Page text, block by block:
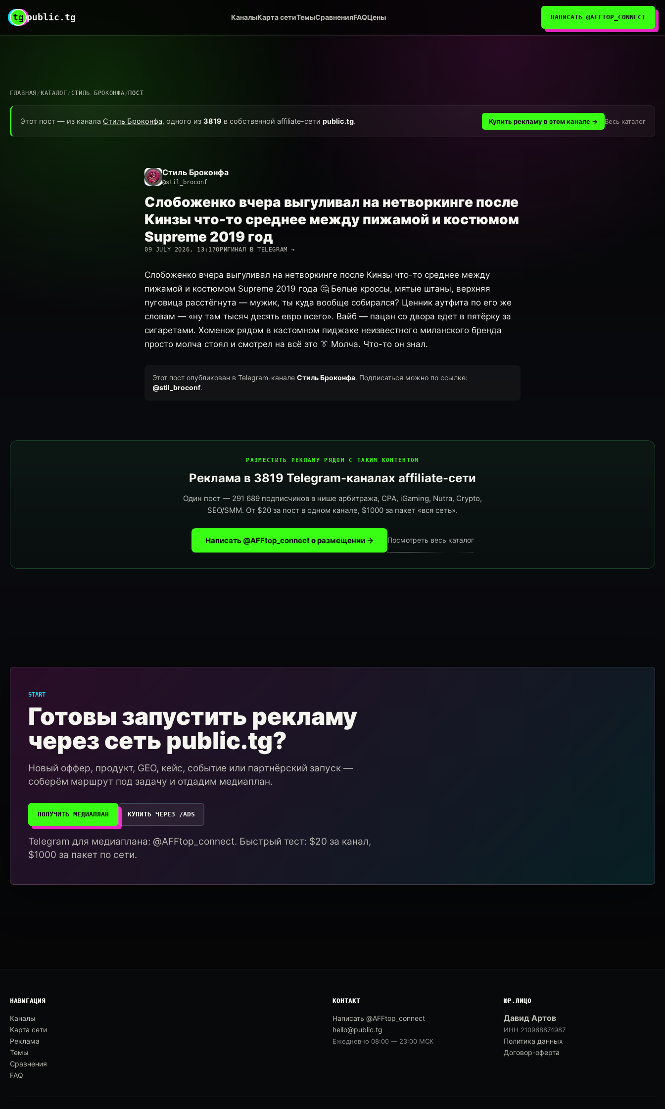
tg public.tg КаналыКарта сетиТемыСравненияFAQЦены НАПИСАТЬ @AFFTOP_CONNECT
ГЛАВНАЯ / КАТАЛОГ/СТИЛЬ БРОКОНФА/ ПОСТ
Этот пост — из канала Стиль Броконфа, одного из 3819 в собственной affiliate-сети public.tg. Купить рекламу в этом канале → Весь каталог
Стиль Броконфа
@stil_broconf
Слобоженко вчера выгуливал на нетворкинге после
Кинзы что-то среднее между пижамой и костюмом
Supreme 2019 год
09 JULY 2026, 13:17ОРИГИНАЛ В TELEGRAM →
Слобоженко вчера выгуливал на нетворкинге после Кинзы что-то среднее между
пижамой и костюмом Supreme 2019 года 🤔 Белые кроссы, мятые штаны, верхняя
пуговица расстёгнута — мужик, ты куда вообще собирался? Ценник аутфита по его же
словам — «ну там тысяч десять евро всего». Вайб — пацан со двора едет в пятёрку за
сигаретами. Хоменок рядом в кастомном пиджаке неизвестного миланского бренда
просто молча стоял и смотрел на всё это 👔 Молча. Что-то он знал.
Этот пост опубликован в Telegram-канале Стиль Броконфа. Подписаться можно по ссылке:
@stil_broconf.
РАЗМЕСТИТЬ РЕКЛАМУ РЯДОМ С ТАКИМ КОНТЕНТОМ
Реклама в 3819 Telegram-каналах affiliate-сети
Один пост — 291 689 подписчиков в нише арбитража, CPA, iGaming, Nutra, Crypto,
SEO/SMM. От $20 за пост в одном канале, $1000 за пакет «вся сеть».
Написать @AFFtop_connect о размещении → Посмотреть весь каталог
START
Готовы запустить рекламу
через сеть public.tg?
Новый оффер, продукт, GEO, кейс, событие или партнёрский запуск —
соберём маршрут под задачу и отдадим медиаплан.
ПОЛУЧИТЬ МЕДИАПЛАН КУПИТЬ ЧЕРЕЗ /ADS
Telegram для медиаплана: @AFFtop_connect. Быстрый тест: $20 за канал,
$1000 за пакет по сети.
НАВИГАЦИЯ
Каналы
Карта сети
Реклама
Темы
Сравнения
FAQ
КОНТАКТ
Написать @AFFtop_connect
hello@public.tg
Ежедневно 08:00 — 23:00 МСК
ЮР.ЛИЦО
Давид Артов
ИНН 210968874987
Политика данных
Договор-оферта